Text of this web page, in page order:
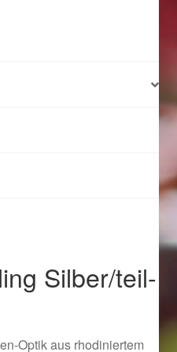
2022
2016
2017
Silber/teil-
Optik aus rhodiniertem